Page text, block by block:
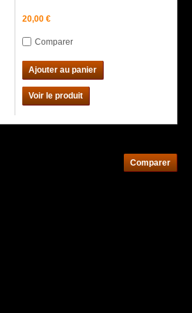
20,00 €
Comparer
Ajouter au panier
Voir le produit